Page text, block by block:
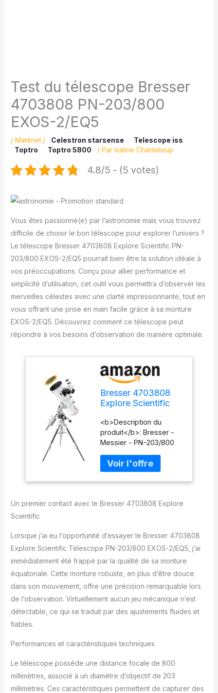
Test du télescope Bresser
4703808 PN-203/800
EXOS-2/EQ5
/ Matériel / Celestron starsense
Telescope iss
Toptro
Toptro 5800 / Par Isaline Chanteloup
4.8/5 - (5 votes)
Vous êtes passionné(e) par l’astronomie mais vous trouvez
difficile de choisir le bon télescope pour explorer l’univers ?
Le télescope Bresser 4703808 Explore Scientific PN-
203/800 EXOS-2/EQ5 pourrait bien être la solution idéale à
vos préoccupations. Conçu pour allier performance et
simplicité d’utilisation, cet outil vous permettra d’observer les
merveilles célestes avec une clarté impressionnante, tout en
vous offrant une prise en main facile grâce à sa monture
EXOS-2/EQ5. Découvrez comment ce télescope peut
répondre à vos besoins d’observation de manière optimale.
Bresser 4703808
Explore Scientific
203/800 EXOS-
2/EQ5
<b>Description du
produit</b>: Bresser -
Messier - PN-203/800
<b>Type de
produit</b>: Télescope
<b>Garantie du
Un premier contact avec le Bresser 4703808 Explore
Scientific
Lorsque j’ai eu l’opportunité d’essayer le Bresser 4703808
Explore Scientific Télescope PN-203/800 EXOS-2/EQ5, j’ai
immédiatement été frappé par la qualité de sa monture
équatoriale. Cette monture robuste, en plus d’être douce
dans son mouvement, offre une précision remarquable lors
de l’observation. Virtuellement aucun jeu mécanique n’est
détectable, ce qui se traduit par des ajustements fluides et
fiables.
Performances et caractéristiques techniques
Le télescope possède une distance focale de 800
millimètres, associé à un diamètre d’objectif de 203
millimètres. Ces caractéristiques permettent de capturer des